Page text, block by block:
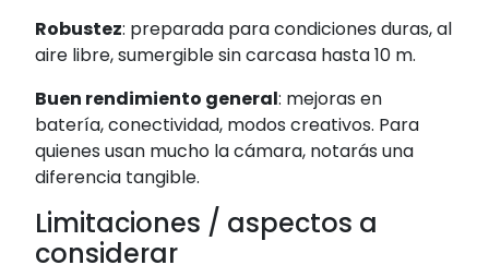
Robustez: preparada para condiciones duras, al
aire libre, sumergible sin carcasa hasta 10 m.
Buen rendimiento general: mejoras en
batería, conectividad, modos creativos. Para
quienes usan mucho la cámara, notarás una
diferencia tangible.
Limitaciones / aspectos a
considerar